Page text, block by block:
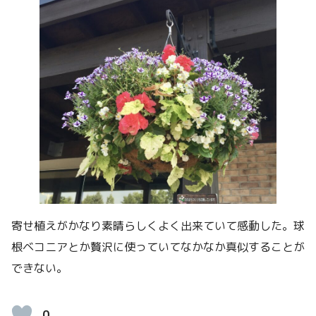
寄せ植えがかなり素晴らしくよく出来ていて感動した。球
根ベコニアとか贅沢に使っていてなかなか真似することが
できない。